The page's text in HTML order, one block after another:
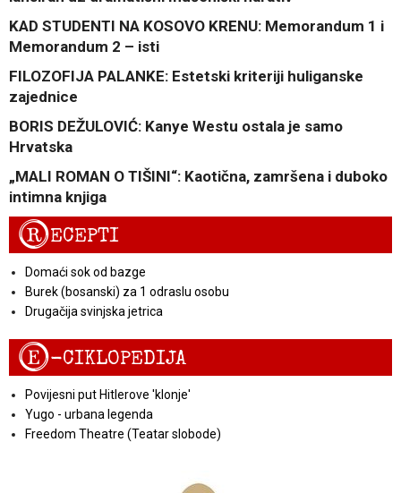
KAD STUDENTI NA KOSOVO KRENU: Memorandum 1 i
Memorandum 2 – isti
FILOZOFIJA PALANKE: Estetski kriteriji huliganske
zajednice
BORIS DEŽULOVIĆ: Kanye Westu ostala je samo
Hrvatska
„MALI ROMAN O TIŠINI“: Kaotična, zamršena i duboko
intimna knjiga
RECEPTI
Domaći sok od bazge
Burek (bosanski) za 1 odraslu osobu
Drugačija svinjska jetrica
E-CIKLOPEDIJA
Povijesni put Hitlerove 'klonje'
Yugo - urbana legenda
Freedom Theatre (Teatar slobode)